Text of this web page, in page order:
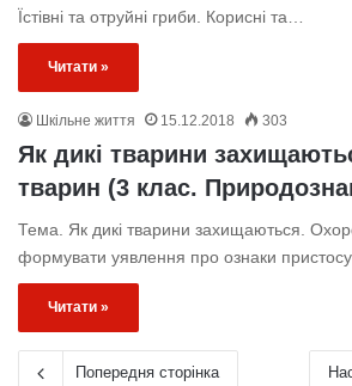
Їстівні та отруйні гриби. Корисні та…
Читати »
Шкільне життя 15.12.2018 303
Як дикі тварини
тварин (3 клас.
Тема. Як дикі тварини захищаються.
формувати уявлення про ознаки
Читати »
Попередня сторінка